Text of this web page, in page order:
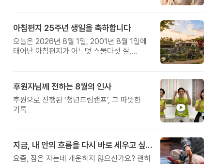
아침편지 25주년 생일을 축하합니다
오늘은 2026년 8월 1일, 2001년 8월 1일에
태어난 아침편지가 어느덧 스물다섯 살,
후원자님께 전하는 8월의 인사
후원으로 진행된 ‘청년드림캠프’, 그 따뜻한
기록
지금, 내 안의 흐름을 다시 바로 세우고 싶다면
요즘, 잠은 자는데 개운하지 않으신가요? 괜히